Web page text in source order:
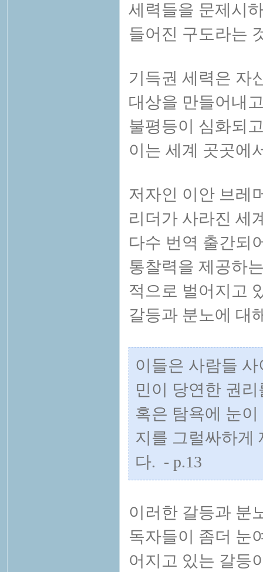
세력들을 문제시
들어진 구도라는
기득권 세력은 자
대상을 만들어내
불평등이 심화되
이는 세계 곳곳에
저자인 이안 브레
리더가 사라진 세
다수 번역 출간되
통찰력을 제공하
적으로 벌어지고
갈등과 분노에 대
이들은 사람들
민이 당연한 권
혹은 탐욕에 눈
지를 그럴싸하게
다. - p.13
이러한 갈등과 분
독자들이 좀더 눈
어지고 있는 갈등